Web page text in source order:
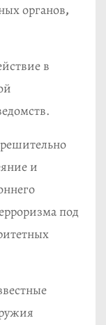
органов,
в
и
под